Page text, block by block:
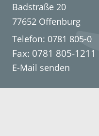
Badstraße 20
77652 Offenburg
Telefon: 0781 805-0
Fax: 0781 805-1211
E-Mail senden